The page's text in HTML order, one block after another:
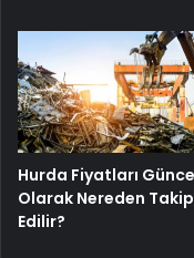
Hurda Fiyatları
Olarak Nereden Takip
Edilir?